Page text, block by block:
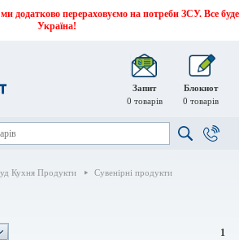
додатково перераховуємо на потреби ЗСУ. Все буде
Україна!
Запит
0 товарів
Блокнот
0 товарів
Кухня Продукти Сувенірні продукти
1